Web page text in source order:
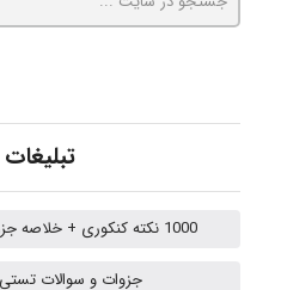
1000 نکته کنکوری + خلاصه جزوات ارشد بهداشت حرفه ای
جزوات و سوالات